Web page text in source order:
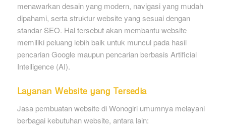
menawarkan desain yang modern, navigasi yang mudah
dipahami, serta struktur website yang sesuai dengan
standar SEO. Hal tersebut akan membantu website
memiliki peluang lebih baik untuk muncul pada hasil
pencarian Google maupun pencarian berbasis Artificial
Intelligence (AI).
Layanan Website yang Tersedia
Jasa pembuatan website di Wonogiri umumnya melayani
berbagai kebutuhan website, antara lain: